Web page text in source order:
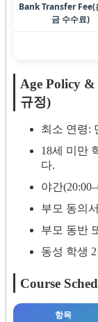
Bank Transfer Fee(
금 수수료)
Age Policy &
규정)
최소 연령:
18세 미만
다.
야간
부모 동의
부모 동반
동성 학생
Course
항목